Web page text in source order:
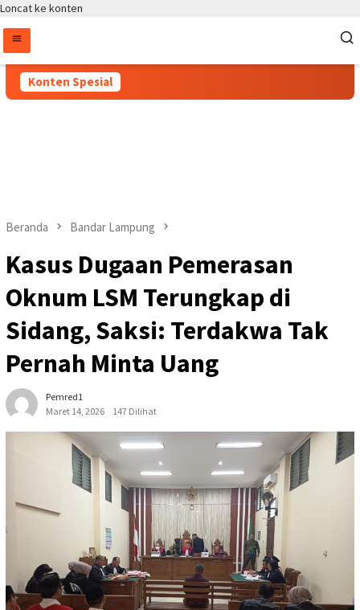
Loncat ke konten
Konten Spesial
Beranda Bandar Lampung
Kasus Dugaan Pemerasan
Oknum LSM Terungkap di
Sidang, Saksi: Terdakwa Tak
Pernah Minta Uang
Pemred1
Maret 14, 2026
147 Dilihat